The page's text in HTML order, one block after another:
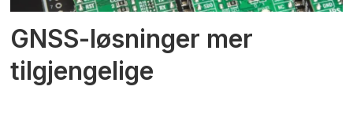
GNSS-løsninger mer
tilgjengelige